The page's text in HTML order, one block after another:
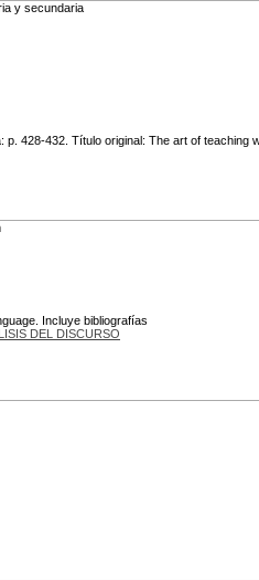
y secundaria
428-432. Título original: The art of teaching
Incluye bibliografías
DEL DISCURSO